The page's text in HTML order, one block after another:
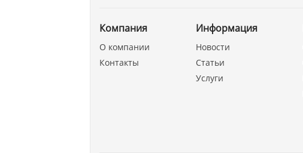
Компания
О компании
Контакты
Информация
Новости
Статьи
Услуги